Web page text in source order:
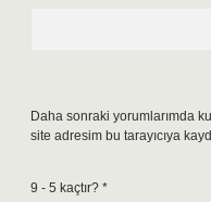
Daha sonraki yorumlarımda
site adresim bu tarayıcıya
9 - 5 kaçtır? *